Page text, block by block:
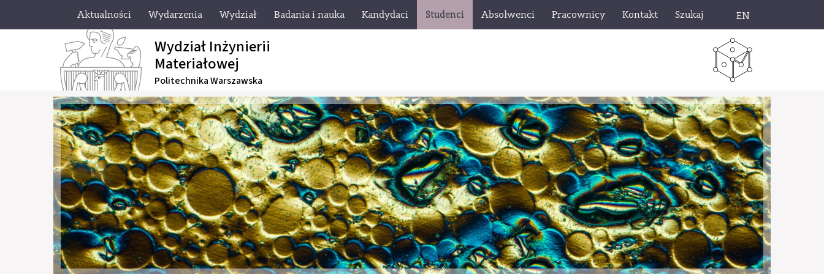
Aktualności Wydarzenia Wydział Badania i nauka Kandydaci Studenci Absolwenci Pracownicy Kontakt Szukaj EN
Wydział Inżynierii
Materiałowej
Politechnika Warszawska